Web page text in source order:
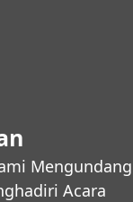
Mengundang
Acara